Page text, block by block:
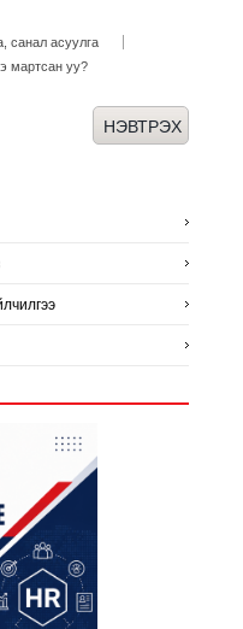
санал асуулга
мартсан уу?